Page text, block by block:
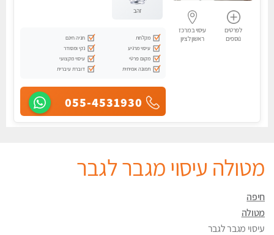
לפרטים
נוספים
עיסוי במרכז
ראשון לציון
זהב
מקלחת
חניה חינם
עיסוי מרגיע
נקי ומסודר
מקום פרטי
עיסוי מקצועי
תמונה אמיתית
דוברת עיברית
055-4531930
מטולה עיסוי מגבר לגבר
חיפה
מטולה
עיסוי מגבר לגבר